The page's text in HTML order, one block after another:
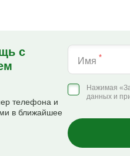
с
телефона и
в ближайшее
Имя *
Нажимая
данных и